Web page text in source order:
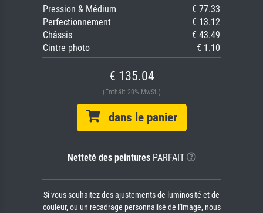
Pression & Médium
€ 77.33
Perfectionnement
€ 13.12
Châssis
€ 43.49
Cintre photo
€ 1.10
€ 135.04
(Enthält 20% MwSt.)
dans le panier
Netteté des peinturesPARFAIT
Si vous souhaitez des ajustements de luminosité et de
couleur, ou un recadrage personnalisé de l'image, nous